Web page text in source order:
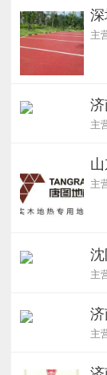
主
主
主
主